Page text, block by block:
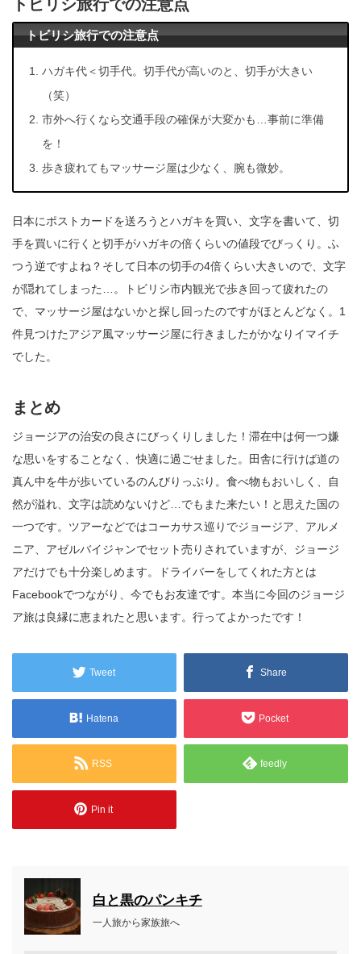
トビリシ旅行での注意点
トビリシ旅行での注意点
ハガキ代＜切手代。切手代が高いのと、切手が大きい
（笑）
市外へ行くなら交通手段の確保が大変かも…事前に準備
を！
歩き疲れてもマッサージ屋は少なく、腕も微妙。
日本にポストカードを送ろうとハガキを買い、文字を書いて、切
手を買いに行くと切手がハガキの倍くらいの値段でびっくり。ふ
つう逆ですよね？そして日本の切手の4倍くらい大きいので、文字
が隠れてしまった…。トビリシ市内観光で歩き回って疲れたの
で、マッサージ屋はないかと探し回ったのですがほとんどなく。1
件見つけたアジア風マッサージ屋に行きましたがかなりイマイチ
でした。
まとめ
ジョージアの治安の良さにびっくりしました！滞在中は何一つ嫌
な思いをすることなく、快適に過ごせました。田舎に行けば道の
真ん中を牛が歩いているのんびりっぷり。食べ物もおいしく、自
然が溢れ、文字は読めないけど…でもまた来たい！と思えた国の
一つです。ツアーなどではコーカサス巡りでジョージア、アルメ
ニア、アゼルバイジャンでセット売りされていますが、ジョージ
アだけでも十分楽しめます。ドライバーをしてくれた方とは
Facebookでつながり、今でもお友達です。本当に今回のジョージ
ア旅は良縁に恵まれたと思います。行ってよかったです！
Tweet Share
Hatena Pocket
RSS feedly
Pin it
白と黒のパンキチ
一人旅から家族旅へ